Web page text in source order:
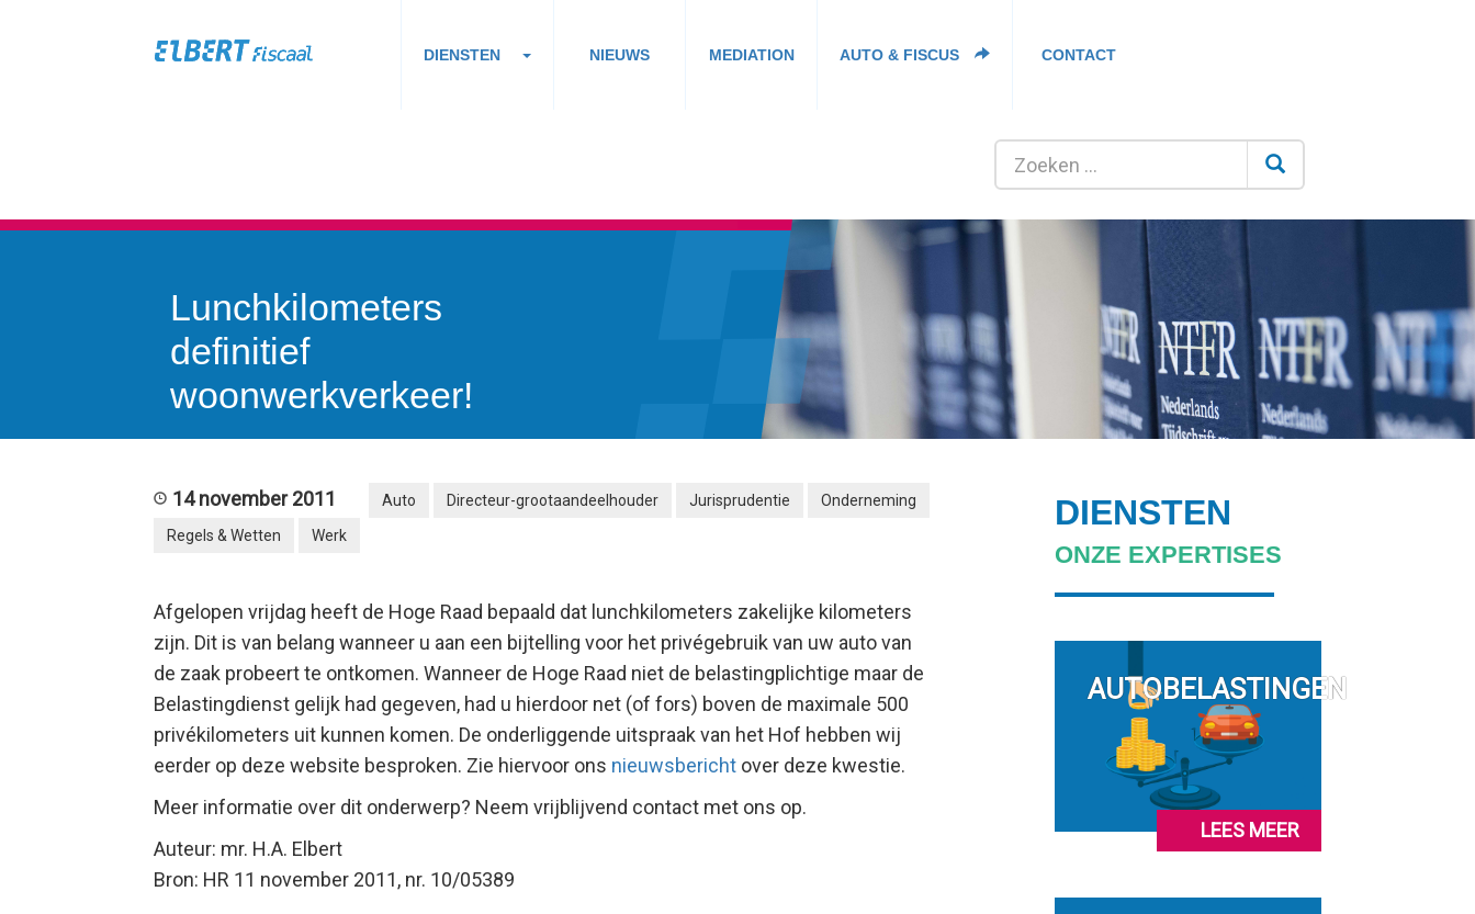
DIENSTEN NIEUWS MEDIATION AUTO & FISCUS CONTACT
Lunchkilometers
definitief
woonwerkverkeer!
14 november 2011 Auto Directeur-grootaandeelhouder Jurisprudentie
Onderneming
Regels & Wetten
Werk
Afgelopen vrijdag heeft de Hoge Raad bepaald dat lunchkilometers zakelijke kilometers
zijn. Dit is van belang wanneer u aan een bijtelling voor het privégebruik van uw auto van
de zaak probeert te ontkomen. Wanneer de Hoge Raad niet de belastingplichtige maar de
Belastingdienst gelijk had gegeven, had u hierdoor net (of fors) boven de maximale 500
privékilometers uit kunnen komen. De onderliggende uitspraak van het Hof hebben wij
eerder op deze website besproken. Zie hiervoor ons nieuwsbericht over deze kwestie.
Meer informatie over dit onderwerp? Neem vrijblijvend contact met ons op.
Auteur: mr. H.A. Elbert
Bron: HR 11 november 2011, nr. 10/05389
DIENSTEN
ONZE EXPERTISES
AUTOBELASTINGEN
LEES MEER